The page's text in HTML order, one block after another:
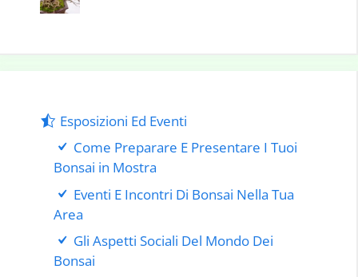
Esposizioni Ed Eventi
Come Preparare E Presentare I Tuoi
Bonsai in Mostra
Eventi E Incontri Di Bonsai Nella Tua
Area
Gli Aspetti Sociali Del Mondo Dei
Bonsai